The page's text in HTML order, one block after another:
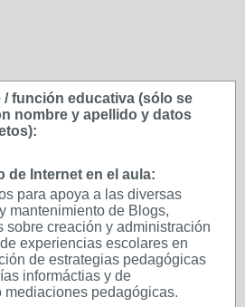
/ función educativa (sólo se
nombre y apellido y datos
de Internet en el aula:
para apoya a las diversas
mantenimiento de Blogs,
sobre creación y administración
experiencias escolares en
de estrategias pedagógicas
informáctias y de
pedagógicas.